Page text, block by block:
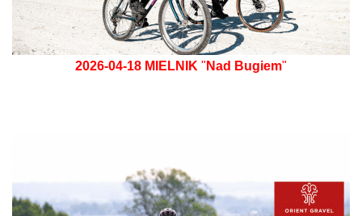
2026-04-18 MIELNIK " Nad Bugiem"